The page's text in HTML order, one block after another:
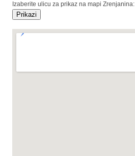
Izaberite ulicu za prikaz na mapi Zrenjanina: